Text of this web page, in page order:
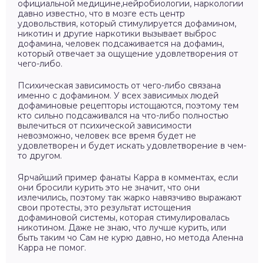
официальной медицине,нейробиологии, наркологии
давно известно, что в мозге есть центр
удовольствия, который стимулируется дофамином,
никотин и другие наркотики вызывает выброс
дофамина, человек подсаживается на дофамин,
который отвечает за ощущение удовлетворения от
чего-либо.
Психическая зависимость от чего-либо связана
именно с дофамином. У всех зависимых людей
дофаминовые рецепторы истощаются, поэтому тем
кто сильно подсаживался на что-либо полностью
вылечиться от психической зависимости
невозможно, человек все время будет не
удовлетворен и будет искать удовлетворение в чем-
то другом.
Ярчайший пример фанаты Карра в комментах, если
они бросили курить это не значит, что они
излечились, поэтому так жарко навязчиво выражают
свои протесты, это результат истощения
дофаминовой системы, которая стимулировалась
никотином. Даже не знаю, что лучше курить, или
быть таким чо Сам не курю давно, но метода Аленна
Карра не помог.